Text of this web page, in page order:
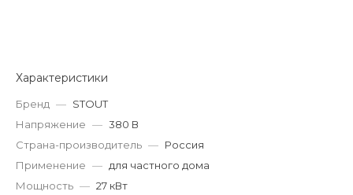
Характеристики
Бренд — STOUT
Напряжение — 380 В
Страна-производитель — Россия
Применение — для частного дома
Мощность — 27 кВт